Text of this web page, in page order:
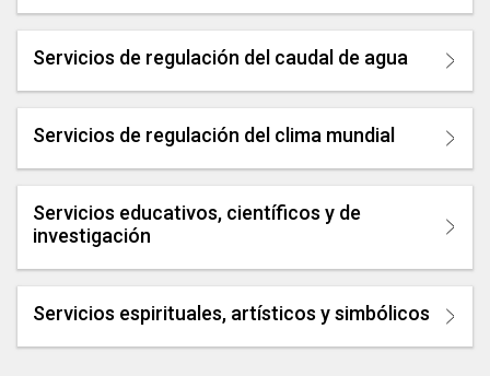
Servicios de regulación del caudal de agua
Servicios de regulación del clima mundial
Servicios educativos, científicos y de
investigación
Servicios espirituales, artísticos y simbólicos